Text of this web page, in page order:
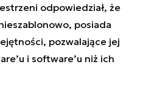
odpowiedział, że
posiada
pozwalające jej
i software’u niż ich